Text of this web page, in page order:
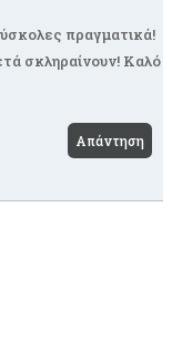
πραγματικά!
σκληραίνουν! Καλό
Απάντηση